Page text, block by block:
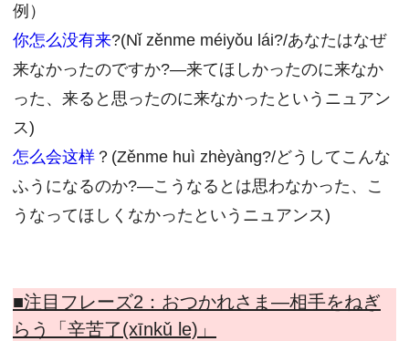
例）
你怎么没有来?(Nǐ zěnme méiyǒu lái?/あなたはなぜ
来なかったのですか?―来てほしかったのに来なか
った、来ると思ったのに来なかったというニュアン
ス)
怎么会这样 ？(Zěnme huì zhèyàng?/どうしてこんな
ふうになるのか?―こうなるとは思わなかった、こ
うなってほしくなかったというニュアンス)
■注目フレーズ2： おつかれさま―相手をねぎ
らう「辛苦了(xīnkǔ le)」